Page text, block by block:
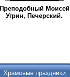
Преподобный Моисей
Угрин, Печерский.
Храмовые праздники